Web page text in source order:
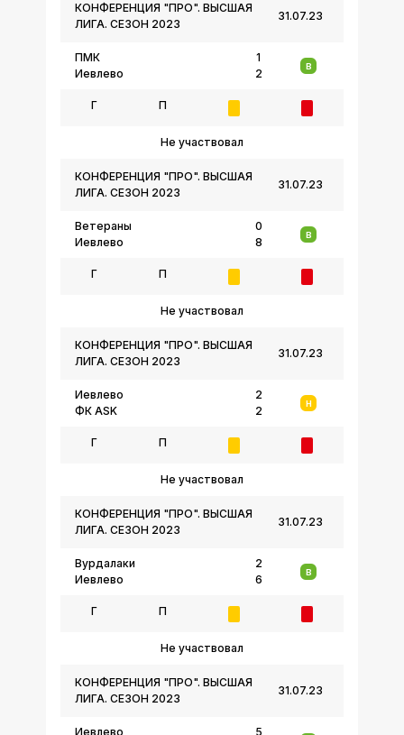
31.07.23
КОНФЕРЕНЦИЯ "ПРО". ВЫСШАЯ
ЛИГА. СЕЗОН 2023
ПМК
Иевлево
1
2
В
Г П
Не участвовал
31.07.23
КОНФЕРЕНЦИЯ "ПРО". ВЫСШАЯ
ЛИГА. СЕЗОН 2023
Ветераны
Иевлево
0
8
В
Г П
Не участвовал
31.07.23
КОНФЕРЕНЦИЯ "ПРО". ВЫСШАЯ
ЛИГА. СЕЗОН 2023
Иевлево
ФК ASK
2
2
Н
Г П
Не участвовал
31.07.23
КОНФЕРЕНЦИЯ "ПРО". ВЫСШАЯ
ЛИГА. СЕЗОН 2023
Вурдалаки
Иевлево
2
6
В
Г П
Не участвовал
31.07.23
КОНФЕРЕНЦИЯ "ПРО". ВЫСШАЯ
ЛИГА. СЕЗОН 2023
Иевлево
5